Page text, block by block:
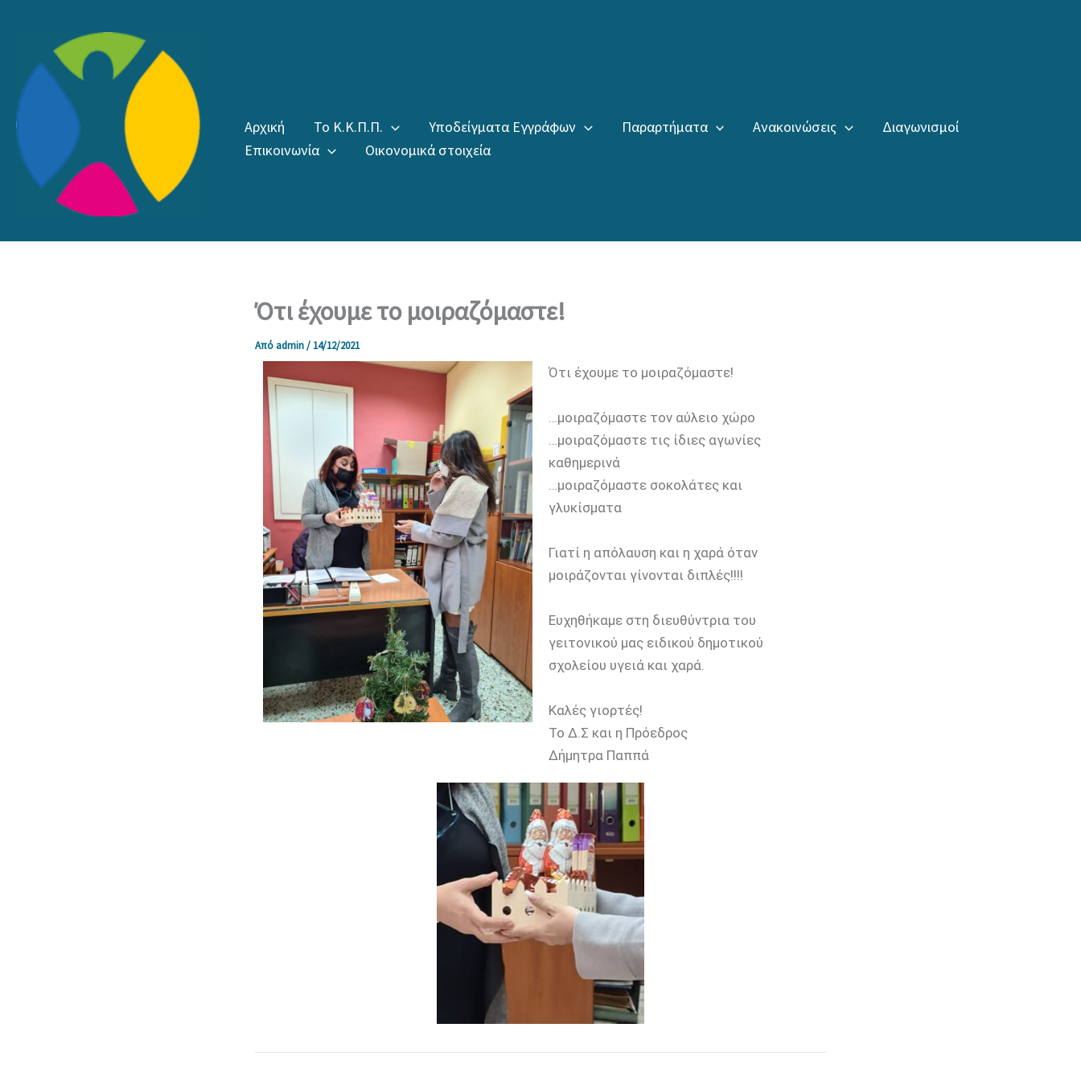
περιεχόμενο
Αρχική Το Κ.Κ.Π.Π. Υποδείγματα Εγγράφων Παραρτήματα Ανακοινώσεις
Διαγωνισμοί
Επικοινωνία
Οικονομικά στοιχεία
Ότι έχουμε το μοιραζόμαστε!
Από admin/ 14/12/2021
Ότι έχουμε το μοιραζόμαστε!
…μοιραζόμαστε τον αύλειο χώρο
…μοιραζόμαστε τις ίδιες αγωνίες
καθημερινά
…μοιραζόμαστε σοκολάτες και
γλυκίσματα
Γιατί η απόλαυση και η χαρά όταν
μοιράζονται γίνονται διπλές!!!!
Ευχηθήκαμε στη διευθύντρια του
γειτονικού μας ειδικού δημοτικού
σχολείου υγειά και χαρά.
Καλές γιορτές!
Το Δ.Σ και η Πρόεδρος
Δήμητρα Παππά